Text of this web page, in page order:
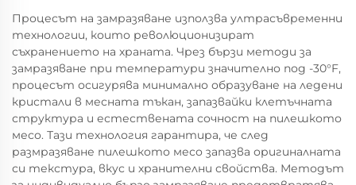
Процесът на замразяване използва ултрасъвременни
технологии, които революционизират
съхранението на храната. Чрез бързи методи за
замразяване при температури значително под -30°F,
процесът осигурява минимално образуване на ледени
кристали в месната тъкан, запазвайки клетъчната
структура и естествената сочност на пилешкото
месо. Тази технология гарантира, че след
размразяване пилешкото месо запазва оригиналната
си текстура, вкус и хранителни свойства. Методът